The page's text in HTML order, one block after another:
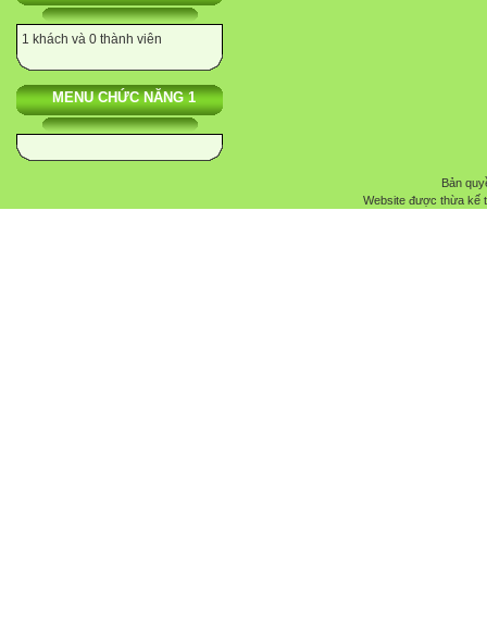
1 khách và 0 thành viên
MENU CHỨC NĂNG 1
Bản
Website được thừa kế